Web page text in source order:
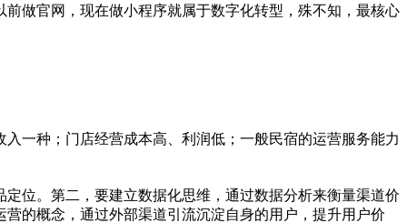
做官网，现在做小程序就属于数字化转型，殊不知，最核心
一种；门店经营成本高、利润低；一般民宿的运营服务能力
定位。第二，要建立数据化思维，通过数据分析来衡量渠道价
的概念，通过外部渠道引流沉淀自身的用户，提升用户价